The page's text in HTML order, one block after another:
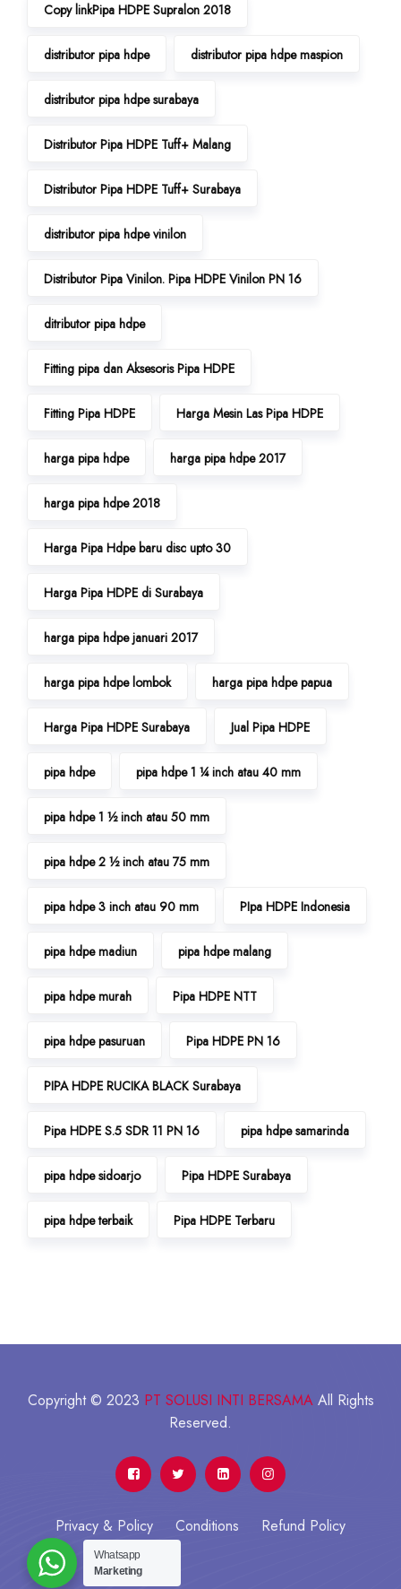
Copy linkPipa HDPE Supralon 2018
distributor pipa hdpe distributor pipa hdpe maspion
distributor pipa hdpe surabaya
Distributor Pipa HDPE Tuff+ Malang
Distributor Pipa HDPE Tuff+ Surabaya
distributor pipa hdpe vinilon
Distributor Pipa Vinilon. Pipa HDPE Vinilon PN 16
ditributor pipa hdpe
Fitting pipa dan Aksesoris Pipa HDPE
Fitting Pipa HDPE Harga Mesin Las Pipa HDPE
harga pipa hdpe harga pipa hdpe 2017
harga pipa hdpe 2018
Harga Pipa Hdpe baru disc upto 30
Harga Pipa HDPE di Surabaya
harga pipa hdpe januari 2017
harga pipa hdpe lombok harga pipa hdpe papua
Harga Pipa HDPE Surabaya Jual Pipa HDPE
pipa hdpe pipa hdpe 1 ¼ inch atau 40 mm
pipa hdpe 1 ½ inch atau 50 mm
pipa hdpe 2 ½ inch atau 75 mm
pipa hdpe 3 inch atau 90 mm PIpa HDPE Indonesia
pipa hdpe madiun pipa hdpe malang
pipa hdpe murah Pipa HDPE NTT
pipa hdpe pasuruan Pipa HDPE PN 16
PIPA HDPE RUCIKA BLACK Surabaya
Pipa HDPE S.5 SDR 11 PN 16 pipa hdpe samarinda
pipa hdpe sidoarjo Pipa HDPE Surabaya
pipa hdpe terbaik Pipa HDPE Terbaru
Copyright © 2023 PT SOLUSI INTI BERSAMAAll Rights
Reserved.
Privacy & Policy Conditions Refund Policy
Whatsapp
Marketing